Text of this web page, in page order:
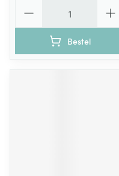
Bestel